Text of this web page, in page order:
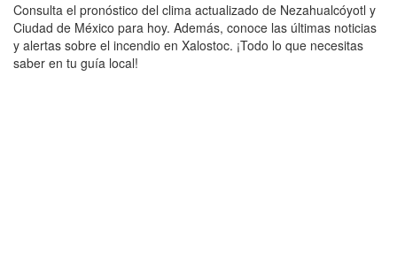
Consulta el pronóstico del clima actualizado de Nezahualcóyotl y
Ciudad de México para hoy. Además, conoce las últimas noticias
y alertas sobre el incendio en Xalostoc. ¡Todo lo que necesitas
saber en tu guía local!